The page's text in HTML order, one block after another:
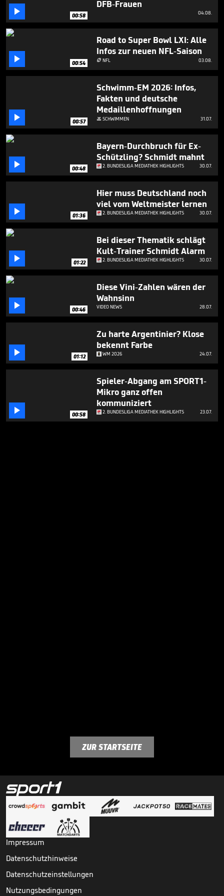
minute,
seconds
 00:58
DFB-Frauen
04.08.
 00:54
Road to Super Bowl LXI: Alle
Infos zur neuen NFL-Saison
 NFL 03.08.
 00:57
Schwimm-EM 2026: Infos,
Fakten und deutsche
Medaillenhoffnungen
SCHWIMMEN 31.07.
 00:48
Bayern-Durchbruch für Ex-
Schützling? Schmidt mahnt
2. BUNDESLIGA MEDIATHEK HIGHLIGHTS 30.07.
 01:36
Hier muss Deutschland noch
viel vom Weltmeister lernen
2. BUNDESLIGA MEDIATHEK HIGHLIGHTS 30.07.
 01:22
Bei dieser Thematik schlägt
Kult-Trainer Schmidt Alarm
2. BUNDESLIGA MEDIATHEK HIGHLIGHTS 30.07.
 00:46
Diese Vini-Zahlen wären der
Wahnsinn
VIDEO NEWS 28.07.
 01:12
Zu harte Argentinier? Klose
bekennt Farbe
WM 2026 24.07.
 00:58
Spieler-Abgang am SPORT1-
Mikro ganz offen
kommuniziert
2. BUNDESLIGA MEDIATHEK HIGHLIGHTS 23.07.
ZUR STARTSEITE
Impressum
Datenschutzhinweise
Datenschutzeinstellungen
Nutzungsbedingungen